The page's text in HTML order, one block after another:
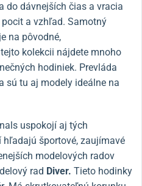
do dávnejších čias a vracia
a vzhľad. Samotný
na pôvodné,
kolekcii nájdete mnoho
hodiniek. Prevláda
sú tu aj modely ideálne na
uspokojí aj tých
športové, zaujímavé
modelových radov
rad Diver. Tieto hodinky